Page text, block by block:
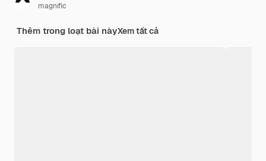
magnific
Thêm trong loạt bài nàyXem tất cả